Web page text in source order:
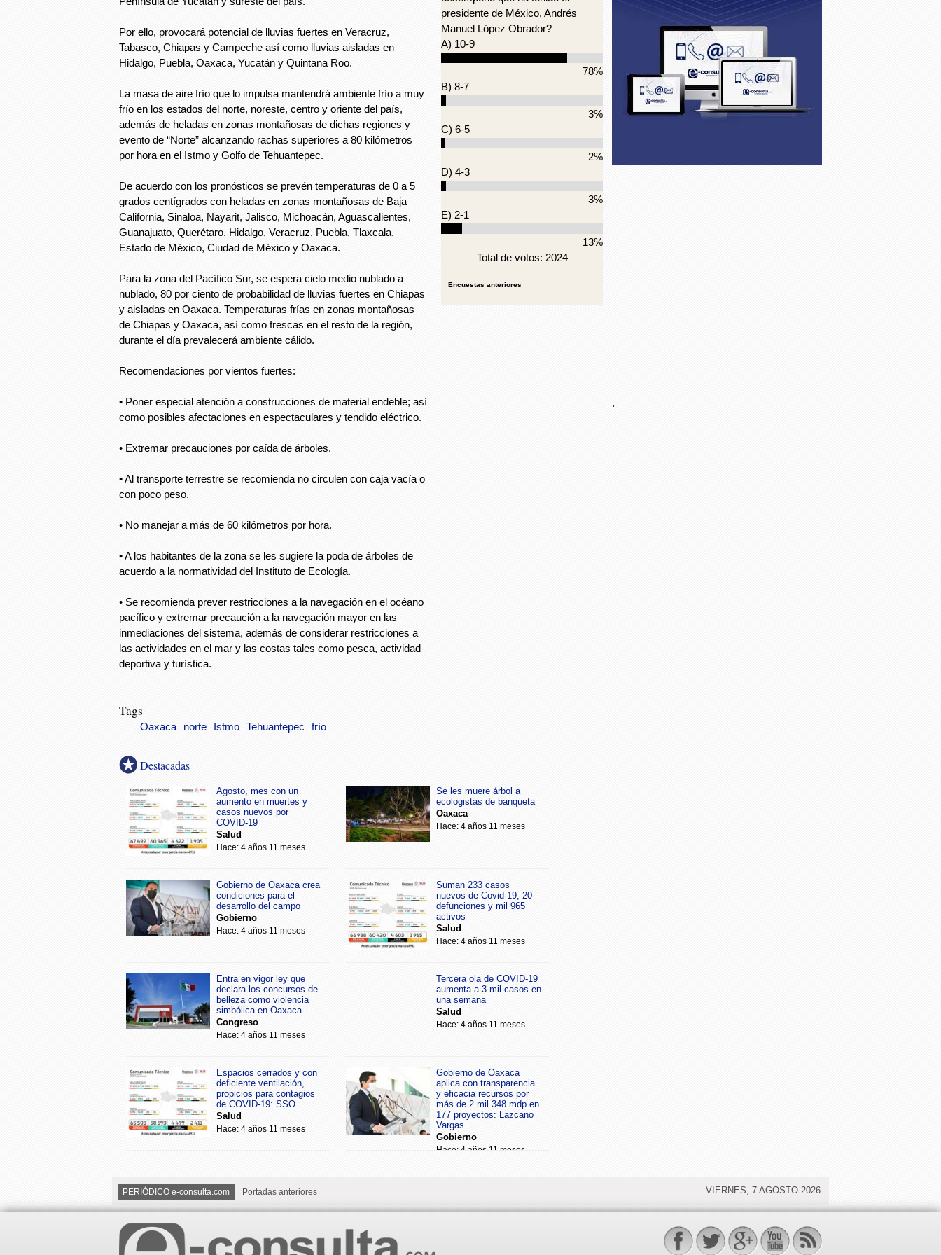
Por ello, provocará potencial de lluvias fuertes en Veracruz,
Tabasco, Chiapas y Campeche así como lluvias aisladas en
Hidalgo, Puebla, Oaxaca, Yucatán y Quintana Roo.
La masa de aire frío que lo impulsa mantendrá ambiente frío a muy
frío en los estados del norte, noreste, centro y oriente del país,
además de heladas en zonas montañosas de dichas regiones y
evento de “Norte” alcanzando rachas superiores a 80 kilómetros
por hora en el Istmo y Golfo de Tehuantepec.
De acuerdo con los pronósticos se prevén temperaturas de 0 a 5
grados centígrados con heladas en zonas montañosas de Baja
California, Sinaloa, Nayarit, Jalisco, Michoacán, Aguascalientes,
Guanajuato, Querétaro, Hidalgo, Veracruz, Puebla, Tlaxcala,
Estado de México, Ciudad de México y Oaxaca.
Para la zona del Pacífico Sur, se espera cielo medio nublado a
nublado, 80 por ciento de probabilidad de lluvias fuertes en Chiapas
y aisladas en Oaxaca. Temperaturas frías en zonas montañosas
de Chiapas y Oaxaca, así como frescas en el resto de la región,
durante el día prevalecerá ambiente cálido.
Recomendaciones por vientos fuertes:
• Poner especial atención a construcciones de material endeble; así
como posibles afectaciones en espectaculares y tendido eléctrico.
• Extremar precauciones por caída de árboles.
• Al transporte terrestre se recomienda no circulen con caja vacía o
con poco peso.
• No manejar a más de 60 kilómetros por hora.
• A los habitantes de la zona se les sugiere la poda de árboles de
acuerdo a la normatividad del Instituto de Ecología.
• Se recomienda prever restricciones a la navegación en el océano
pacífico y extremar precaución a la navegación mayor en las
inmediaciones del sistema, además de considerar restricciones a
las actividades en el mar y las costas tales como pesca, actividad
deportiva y turística.
presidente de México, Andrés
Manuel López Obrador?
A) 10-9
78%
B) 8-7
3%
C) 6-5
2%
D) 4-3
3%
E) 2-1
13%
Total de votos: 2024
Encuestas anteriores
Tags
Oaxaca norte Istmo Tehuantepec frío
Destacadas
Agosto, mes con un
aumento en muertes y
casos nuevos por
COVID-19
Salud
Hace: 4 años 11 meses
Se les muere árbol a
ecologistas de banqueta
Oaxaca
Hace: 4 años 11 meses
Gobierno de Oaxaca crea
condiciones para el
desarrollo del campo
Gobierno
Hace: 4 años 11 meses
Suman 233 casos
nuevos de Covid-19, 20
defunciones y mil 965
activos
Salud
Hace: 4 años 11 meses
Entra en vigor ley que
declara los concursos de
belleza como violencia
simbólica en Oaxaca
Congreso
Hace: 4 años 11 meses
Tercera ola de COVID-19
aumenta a 3 mil casos en
una semana
Salud
Hace: 4 años 11 meses
Espacios cerrados y con
deficiente ventilación,
propicios para contagios
de COVID-19: SSO
Salud
Hace: 4 años 11 meses
Gobierno de Oaxaca
aplica con transparencia
y eficacia recursos por
más de 2 mil 348 mdp en
177 proyectos: Lazcano
Vargas
Gobierno
Hace: 4 años 11 meses
.
PERIÓDICO e-consulta.com Portadas anteriores VIERNES, 7 AGOSTO 2026